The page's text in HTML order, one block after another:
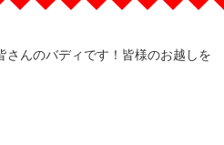
さんのバディです！皆様のお越しを